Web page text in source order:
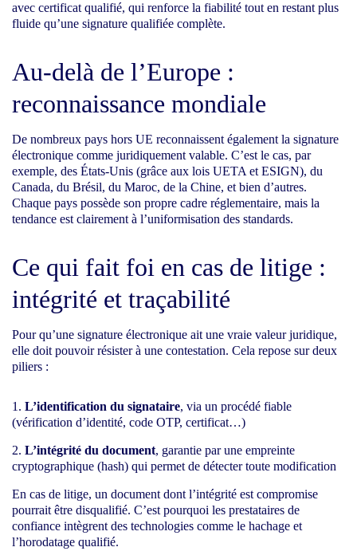
avec certificat qualifié, qui renforce la fiabilité tout en restant plus
fluide qu’une signature qualifiée complète.
Au-delà de l’Europe :
reconnaissance mondiale
De nombreux pays hors UE reconnaissent également la signature
électronique comme juridiquement valable. C’est le cas, par
exemple, des États-Unis (grâce aux lois UETA et ESIGN), du
Canada, du Brésil, du Maroc, de la Chine, et bien d’autres.
Chaque pays possède son propre cadre réglementaire, mais la
tendance est clairement à l’uniformisation des standards.
Ce qui fait foi en cas de litige :
intégrité et traçabilité
Pour qu’une signature électronique ait une vraie valeur juridique,
elle doit pouvoir résister à une contestation. Cela repose sur deux
piliers :
L’identification du signataire, via un procédé fiable
(vérification d’identité, code OTP, certificat…)
L’intégrité du document, garantie par une empreinte
cryptographique (hash) qui permet de détecter toute modification
En cas de litige, un document dont l’intégrité est compromise
pourrait être disqualifié. C’est pourquoi les prestataires de
confiance intègrent des technologies comme le hachage et
l’horodatage qualifié.